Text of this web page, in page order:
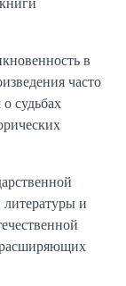
в
часто
судьбах
и
расширяющих